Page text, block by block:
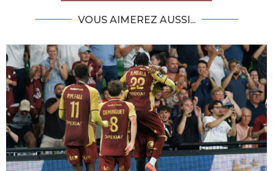
VOUS AIMEREZ AUSSI...